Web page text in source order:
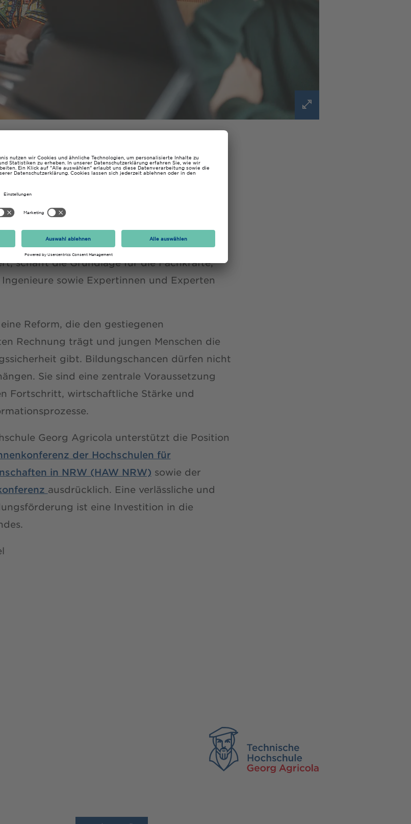
Menschen, ihren Bildungsweg
finanziellen Situation zu gehen – in Schule,
Gerade vor dem Hintergrund des
wir es uns nicht leisten, Potenziale
unterstützt THGA-Hochschulpräsidentin,
das Positionspapier der HAW NRW. „Wer
schafft die Grundlage für die Fachkräfte,
sowie Expertinnen und Experten
Reform, die den gestiegenen
Rechnung trägt und jungen Menschen die
gibt. Bildungschancen dürfen nicht
Sie sind eine zentrale Voraussetzung
Fortschritt, wirtschaftliche Stärke und
Georg Agricola unterstützt die Position
der Hochschulen für
in NRW (HAW NRW) sowie der
ausdrücklich. Eine verlässliche und
ist eine Investition in die